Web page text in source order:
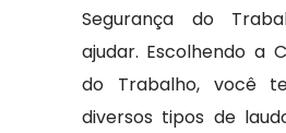
Segurança do
ajudar. Escolhendo a
do Trabalho, você
diversos tipos de